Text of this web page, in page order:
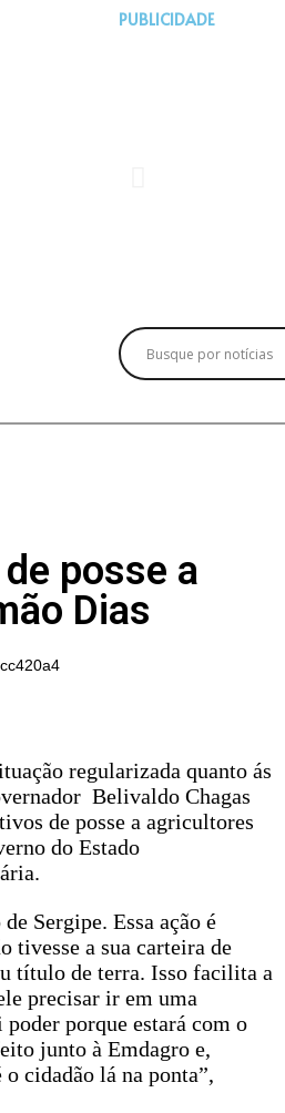
PUBLICIDADE
posse a
Dias
regularizada quanto ás
Belivaldo Chagas
de posse a agricultores
do Estado
Sergipe. Essa ação é
tivesse a sua carteira de
título de terra. Isso facilita a
precisar ir em uma
porque estará com o
junto à Emdagro e,
cidadão lá na ponta”,